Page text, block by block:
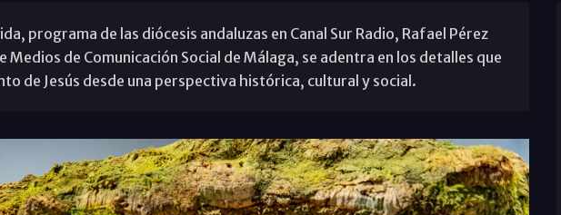
programa de las diócesis andaluzas en Canal Sur Radio, Rafael Pérez
Medios de Comunicación Social de Málaga, se adentra en los detalles que
de Jesús desde una perspectiva histórica, cultural y social.